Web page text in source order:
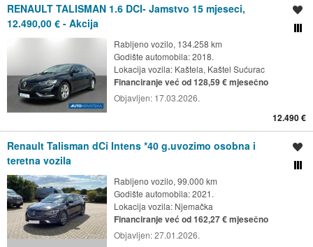
RENAULT TALISMAN 1.6 DCI- Jamstvo 15 mjeseci,
12.490,00 € - Akcija
Rabljeno vozilo, 134.258 km
Godište automobila: 2018.
Lokacija vozila: Kaštela, Kaštel Sućurac
Financiranje već od 128,59 € mjesečno
Objavljen: 17.03.2026.
12.490 €
Renault Talisman dCi Intens *40 g.uvozimo osobna i
teretna vozila
Rabljeno vozilo, 99.000 km
Godište automobila: 2021.
Lokacija vozila: Njemačka
Financiranje već od 162,27 € mjesečno
Objavljen:27.01.2026.